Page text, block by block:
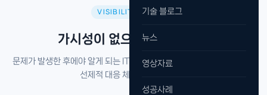
기술 블로그
뉴스
영상자료
성공사례
VISIBILITY LAYERS
가시성이 없으면 관리도 없다
문제가 발생한 후에야 알게 되는 IT 운영에서 벗어나, 실시간 가시성으로
선제적 대응 체계를 구축합니다.